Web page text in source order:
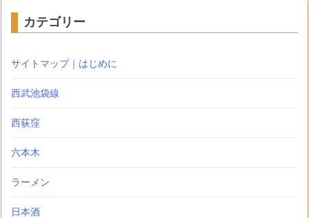
カテゴリー
サイトマップ｜はじめに
西武池袋線
西荻窪
六本木
ラーメン
日本酒